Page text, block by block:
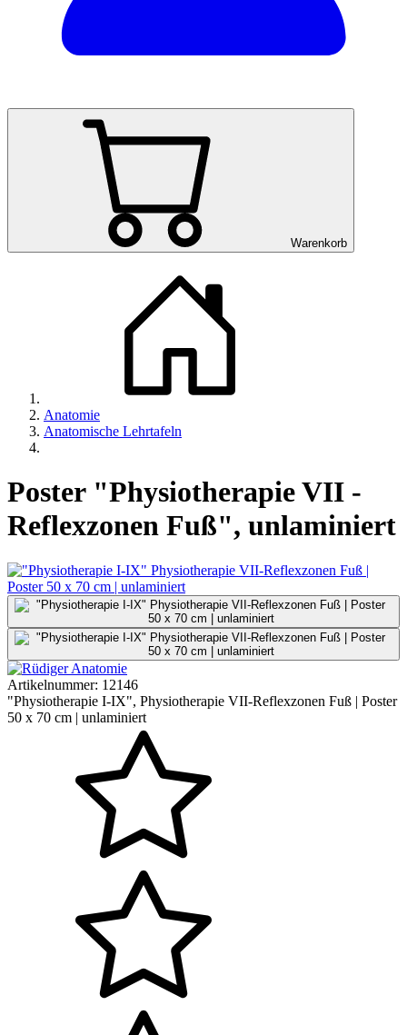
Warenkorb
Anatomie
Anatomische Lehrtafeln
Poster "Physiotherapie VII -
Reflexzonen Fuß", unlaminiert
Artikelnummer: 12146
"Physiotherapie I-IX", Physiotherapie VII-Reflexzonen Fuß | Poster
50 x 70 cm | unlaminiert